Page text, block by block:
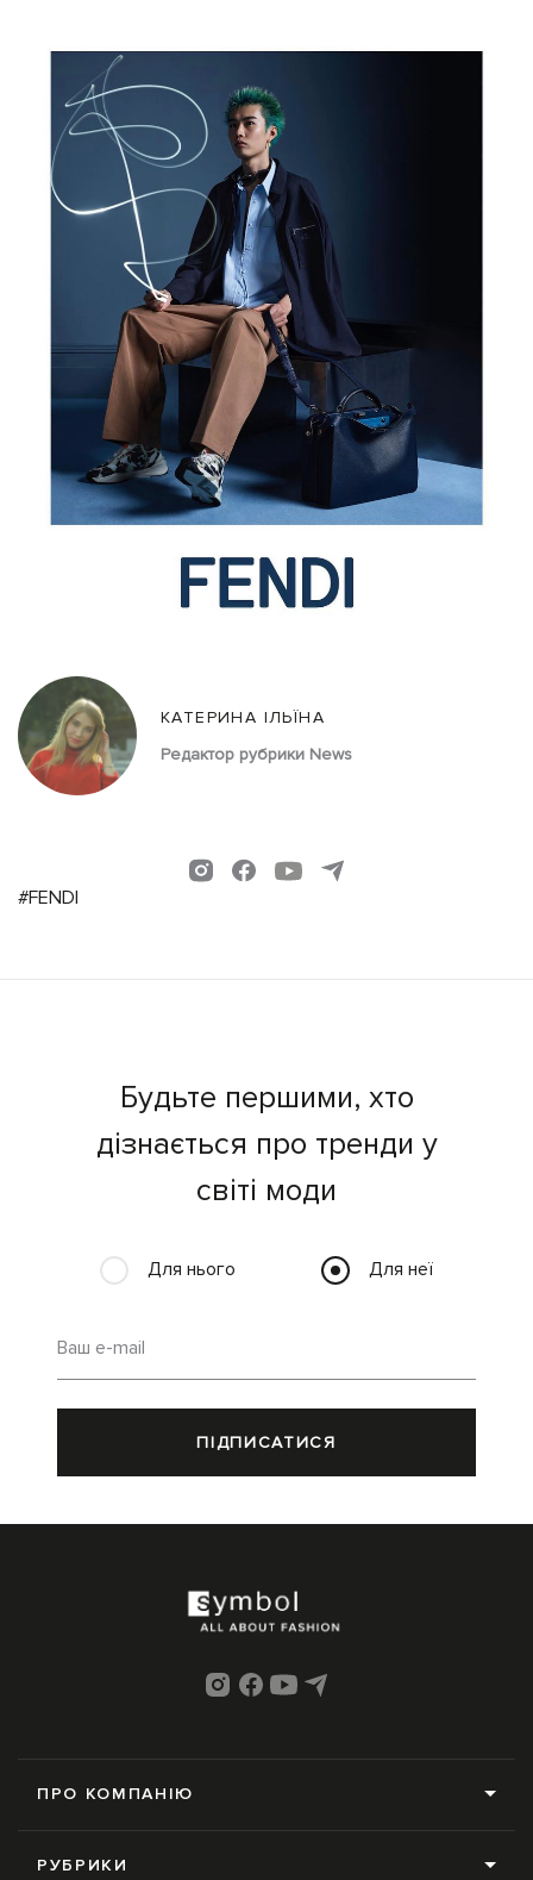
КАТЕРИНА ІЛЬЇНА
Редактор рубрики News
#FENDI
Будьте першими, хто
дізнається про тренди у
світі моди
Для нього Для неї
Ваш e-mail
ПІДПИСАТИСЯ
ПРО КОМПАНІЮ
РУБРИКИ